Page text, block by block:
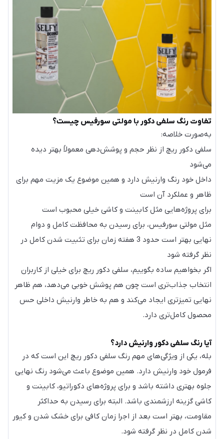
تفاوت رنگ سلفی دکور با مولتی سورفیس چیست؟
به‌صورت خلاصه:
سلفی دکور ریچ از نظر حجم و پوشش‌دهی معمولاً بهتر دیده
می‌شود
داخل خود رنگ وارنیش دارد و همین موضوع یک مزیت مهم برای
ظاهر و عملکرد آن است
برای پروژه‌هایی مثل کابینت و کاشی خیلی محبوب است
مثل مولتی سورفیس، برای رسیدن به محافظت کامل و دوام
نهایی بهتر است حدود 3 هفته زمان برای تثبیت شدن کامل در
نظر گرفته شود
اگر بخواهیم ساده بگوییم، سلفی دکور ریچ برای خیلی از کاربران
انتخاب جذاب‌تری است چون هم پوشش خوبی می‌دهد، هم ظاهر
نهایی تمیزتری ایجاد می‌کند و هم به خاطر وارنیش داخلی حس
محصول کامل‌تری دارد.
آیا رنگ سلفی دکور وارنیش دارد؟
بله، یکی از ویژگی‌های مهم رنگ سلفی دکور ریچ این است که در
فرمول خود وارنیش دارد. همین موضوع باعث می‌شود رنگ نهایی
جلوه بهتری داشته باشد و برای پروژه‌های دکوراتیو، کابینت و
کاشی گزینه ارزشمندی باشد. البته برای رسیدن به حداکثر
مقاومت، بهتر است بعد از اجرا زمان کافی برای خشک شدن و کیور
شدن کامل در نظر گرفته شود.